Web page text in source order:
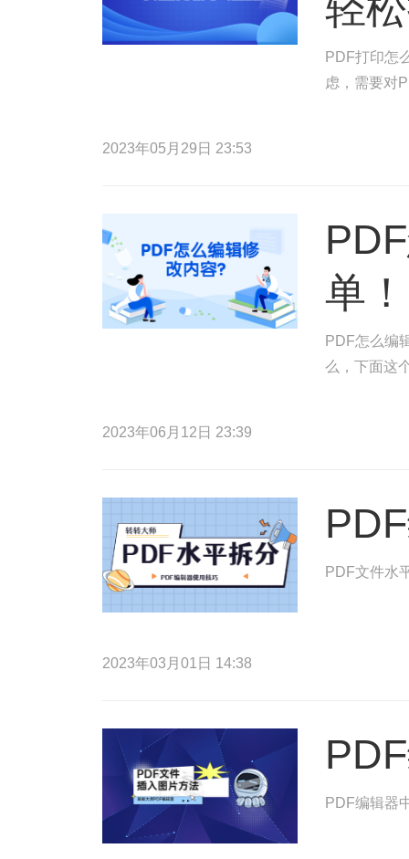
PDF打印怎
虑，需要对
2023年05月29日 23:53
单！
PDF怎么编
么，下面这
2023年06月12日 23:39
PDF文件水
2023年03月01日 14:38
PDF编辑器